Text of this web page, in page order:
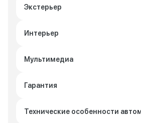
Экстерьер
Интерьер
Мультимедиа
Гарантия
Технические особенности